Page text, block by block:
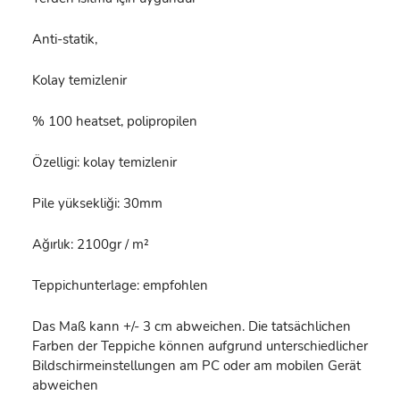
Anti-statik,
Kolay temizlenir
% 100 heatset, polipropilen
Özelligi: kolay temizlenir
Pile yüksekliği: 30mm
Ağırlık: 2100gr / m²
Teppichunterlage: empfohlen
Das Maß kann +/- 3 cm abweichen. Die tatsächlichen
Farben der Teppiche können aufgrund unterschiedlicher
Bildschirmeinstellungen am PC oder am mobilen Gerät
abweichen